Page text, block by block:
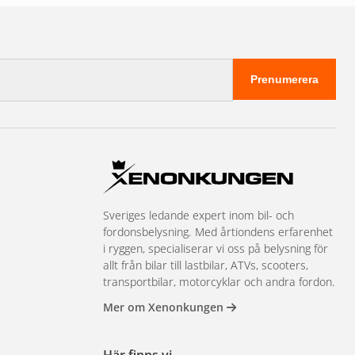
Prenumerera
Sveriges ledande expert inom bil- och
fordonsbelysning. Med årtiondens erfarenhet
i ryggen, specialiserar vi oss på belysning för
allt från bilar till lastbilar, ATVs, scooters,
transportbilar, motorcyklar och andra fordon.
Mer om Xenonkungen